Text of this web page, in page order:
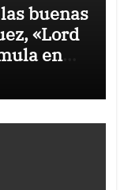
buenas
«Lord
en